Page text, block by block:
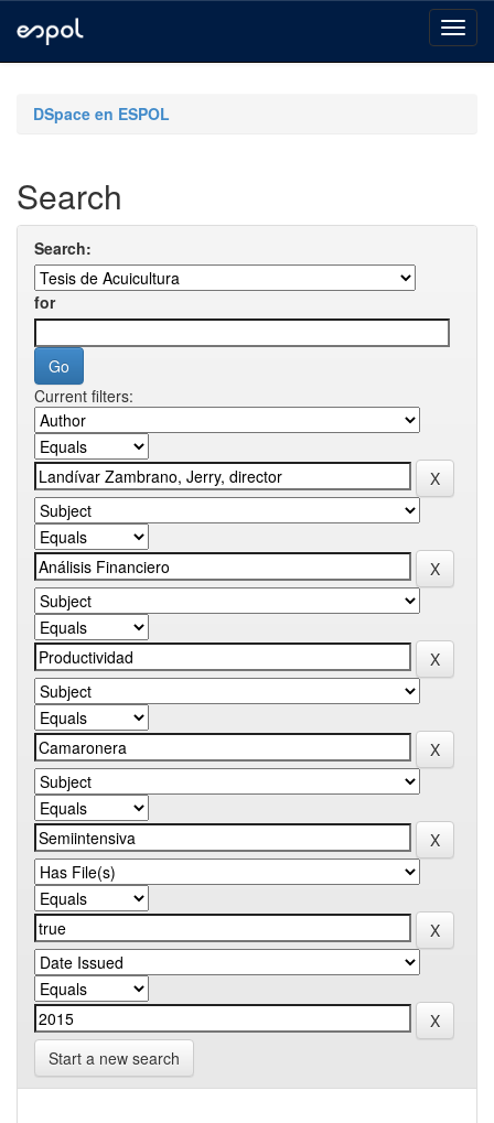
navigationDSpace en ESPOL
Search
Search:
for
Current filters:
Start a new search